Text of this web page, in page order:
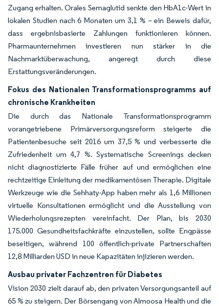
Zugang erhalten. Orales Semaglutid senkte den HbA1c-Wert in
lokalen Studien nach 6 Monaten um 3,1 % – ein Beweis dafür,
dass ergebnisbasierte Zahlungen funktionieren können.
Pharmaunternehmen investieren nun stärker in die
Nachmarktüberwachung, angeregt durch diese
Erstattungsveränderungen.
Fokus des Nationalen Transformationsprogramms auf
chronische Krankheiten
Die durch das Nationale Transformationsprogramm
vorangetriebene Primärversorgungsreform steigerte die
Patientenbesuche seit 2016 um 37,5 % und verbesserte die
Zufriedenheit um 4,7 %. Systematische Screenings decken
nicht diagnostizierte Fälle früher auf und ermöglichen eine
rechtzeitige Einleitung der medikamentösen Therapie. Digitale
Werkzeuge wie die Sehhaty-App haben mehr als 1,6 Millionen
virtuelle Konsultationen ermöglicht und die Ausstellung von
Wiederholungsrezepten vereinfacht. Der Plan, bis 2030
175.000 Gesundheitsfachkräfte einzustellen, sollte Engpässe
beseitigen, während 100 öffentlich-private Partnerschaften
12,8 Milliarden USD in neue Kapazitäten injizieren werden.
Ausbau privater Fachzentren für Diabetes
Vision 2030 zielt darauf ab, den privaten Versorgungsanteil auf
65 % zu steigern. Der Börsengang von Almoosa Health und die